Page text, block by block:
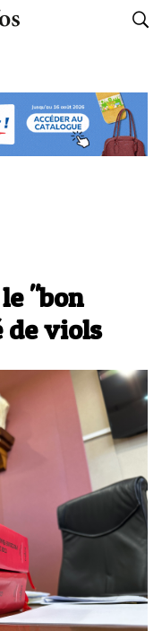
"bon
de viols